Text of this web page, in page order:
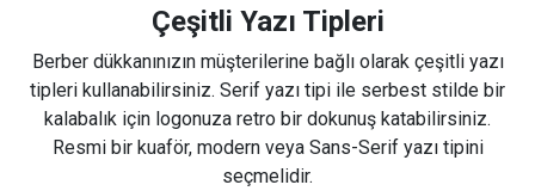
Çeşitli Yazı Tipleri
Berber dükkanınızın müşterilerine bağlı olarak çeşitli yazı
tipleri kullanabilirsiniz. Serif yazı tipi ile serbest stilde bir
kalabalık için logonuza retro bir dokunuş katabilirsiniz.
Resmi bir kuaför, modern veya Sans-Serif yazı tipini
seçmelidir.